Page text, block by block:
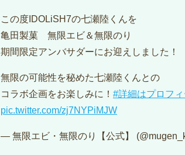
この度IDOLiSH7の七瀬陸くんを
亀田製菓 無限エビ＆無限のり
期間限定アンバサダーにお迎えしました！
無限の可能性を秘めた七瀬陸くんとの
コラボ企画をお楽しみに！ #詳細はプロフ
pic.twitter.com/zj7NYPiMJW
— 無限エビ・無限のり【公式】